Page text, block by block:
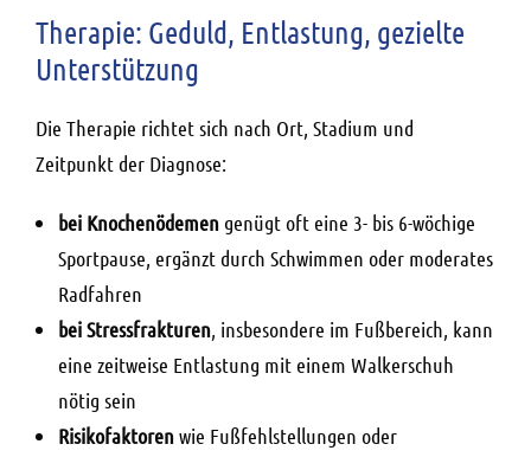
Therapie: Geduld, Entlastung, gezielte
Unterstützung
Die Therapie richtet sich nach Ort, Stadium und
Zeitpunkt der Diagnose:
bei Knochenödemengenügt oft eine 3- bis 6-wöchige
Sportpause, ergänzt durch Schwimmen oder moderates
Radfahren
bei Stressfrakturen, insbesondere im Fußbereich, kann
eine zeitweise Entlastung mit einem Walkerschuh
nötig sein
Risikofaktorenwie Fußfehlstellungen oder